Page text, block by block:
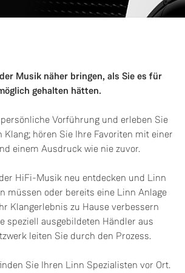
Musik näher bringen, als Sie es für
gehalten hätten.
Vorführung und erleben Sie
Klang; hören Sie Ihre Favoriten mit einer
einem Ausdruck wie nie zuvor.
HiFi-Musik neu entdecken und Linn
müssen oder bereits eine Linn Anlage
Klangerlebnis zu Hause verbessern
speziell ausgebildeten Händler aus
leiten Sie durch den Prozess.
Sie Ihren Linn Spezialisten vor Ort.